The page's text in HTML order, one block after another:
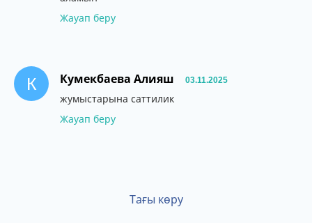
Жауап беру
К Кумекбаева Алияш 03.11.2025
жумыстарына саттилик
Жауап беру
Тағы көру